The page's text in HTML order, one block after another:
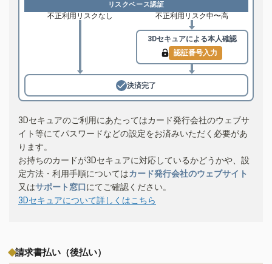
リスクベース認証
不正利用リスクなし 不正利用リスク中〜高
3Dセキュアによる本人確認
認証番号入力
決済完了
3Dセキュアのご利用にあたってはカード発行会社のウェブサ
イト等にてパスワードなどの設定をお済みいただく必要があ
ります。
お持ちのカードが3Dセキュアに対応しているかどうかや、設
定方法・利用手順についてはカード発行会社のウェブサイト
又はサポート窓口にてご確認ください。
3Dセキュアについて詳しくはこちら
請求書払い（後払い）